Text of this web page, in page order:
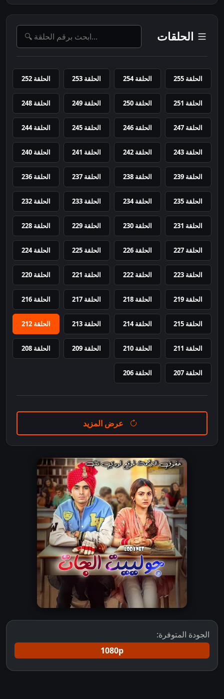
الحلقات
الحلقة 255 الحلقة 254 الحلقة 253 الحلقة 252
الحلقة 251 الحلقة 250 الحلقة 249 الحلقة 248
الحلقة 247 الحلقة 246 الحلقة 245 الحلقة 244
الحلقة 243 الحلقة 242 الحلقة 241 الحلقة 240
الحلقة 239 الحلقة 238 الحلقة 237 الحلقة 236
الحلقة 235 الحلقة 234 الحلقة 233 الحلقة 232
الحلقة 231 الحلقة 230 الحلقة 229 الحلقة 228
الحلقة 227 الحلقة 226 الحلقة 225 الحلقة 224
الحلقة 223 الحلقة 222 الحلقة 221 الحلقة 220
الحلقة 219 الحلقة 218 الحلقة 217 الحلقة 216
الحلقة 215 الحلقة 214 الحلقة 213 الحلقة 212
الحلقة 211 الحلقة 210 الحلقة 209 الحلقة 208
الحلقة 207 الحلقة 206
عرض المزيد
الجودة المتوفرة:
1080p